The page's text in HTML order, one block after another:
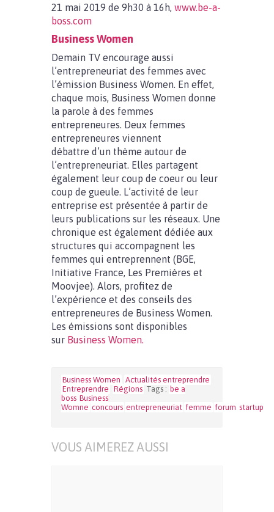
21 mai 2019 de 9h30 à 16h, www.be-a-
boss.com
Business Women
Demain TV encourage aussi
l’entrepreneuriat des femmes avec
l’émission Business Women. En effet,
chaque mois, Business Women donne
la parole à des femmes
entrepreneures. Deux femmes
entrepreneures viennent
débattre d’un thème autour de
l’entrepreneuriat. Elles partagent
également leur coup de coeur ou leur
coup de gueule. L’activité de leur
entreprise est présentée à partir de
leurs publications sur les réseaux. Une
chronique est également dédiée aux
structures qui accompagnent les
femmes qui entreprennent (BGE,
Initiative France, Les Premières et
Moovjee). Alors, profitez de
l’expérience et des conseils des
entrepreneures de Business Women.
Les émissions sont disponibles
sur Business Women.
Business Women Actualités entreprendre
Entreprendre Régions Tags : be a
boss Business
Womne concours entrepreneuriat femme forum startup
VOUS AIMEREZ AUSSI